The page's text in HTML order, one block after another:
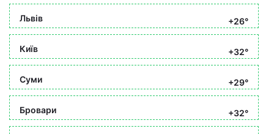
Львів +26°
Київ +32°
Суми +29°
Бровари +32°